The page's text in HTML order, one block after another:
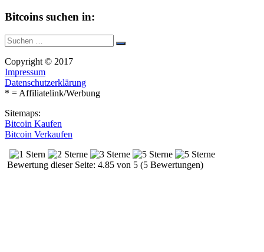
Bitcoins suchen in:
Suche
nach:
Suchen
Copyright © 2017
Impressum
Datenschutzerklärung
* = Affiliatelink/Werbung
Sitemaps:
Bitcoin Kaufen
Bitcoin Verkaufen
Bewertung dieser Seite: 4.85 von 5 (5 Bewertungen)